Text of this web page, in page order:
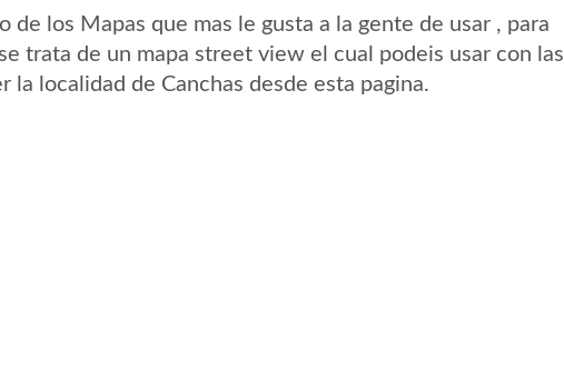
de los Mapas que mas le gusta a la gente de usar , para
trata de un mapa street view el cual podeis usar con las
la localidad de Canchas desde esta pagina.